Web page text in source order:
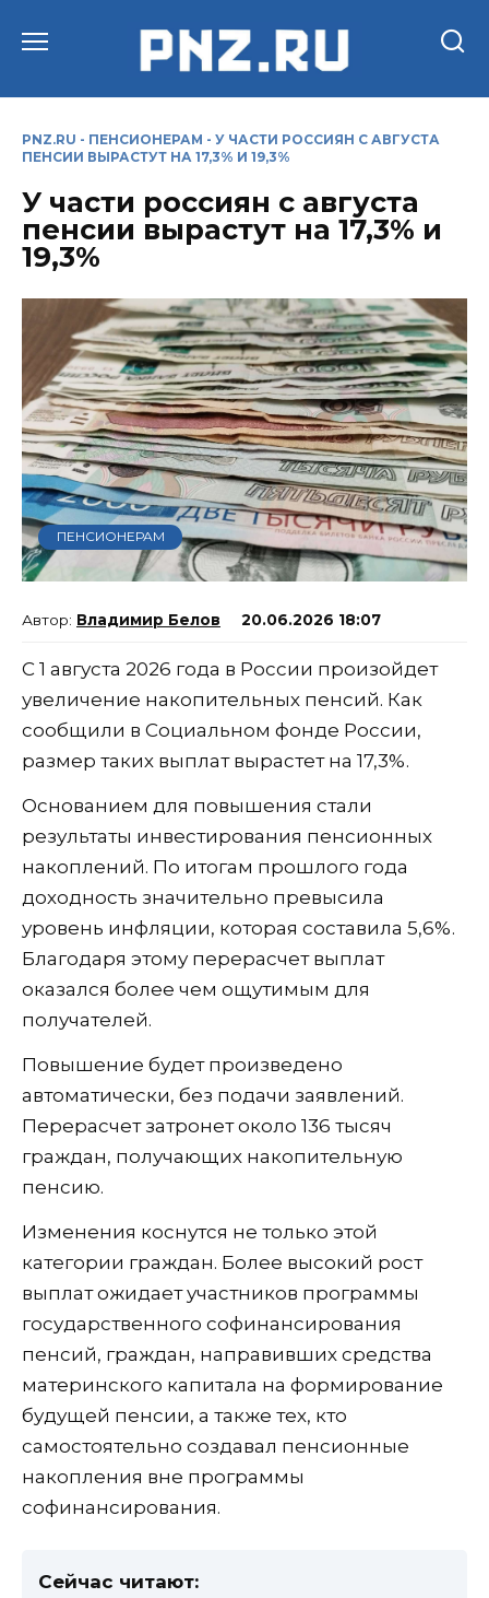
PNZ.RU - ПЕНСИОНЕРАМ - У ЧАСТИ РОССИЯН С АВГУСТА
ПЕНСИИ ВЫРАСТУТ НА 17,3% И 19,3%
У части россиян с августа
пенсии вырастут на 17,3% и
19,3%
ПЕНСИОНЕРАМ
Владимир Белов 20.06.2026 18:07
С 1 августа 2026 года в России произойдет
увеличение накопительных пенсий. Как
сообщили в Социальном фонде России,
размер таких выплат вырастет на 17,3%.
Основанием для повышения стали
результаты инвестирования пенсионных
накоплений. По итогам прошлого года
доходность значительно превысила
уровень инфляции, которая составила 5,6%.
Благодаря этому перерасчет выплат
оказался более чем ощутимым для
получателей.
Повышение будет произведено
автоматически, без подачи заявлений.
Перерасчет затронет около 136 тысяч
граждан, получающих накопительную
пенсию.
Изменения коснутся не только этой
категории граждан. Более высокий рост
выплат ожидает участников программы
государственного софинансирования
пенсий, граждан, направивших средства
материнского капитала на формирование
будущей пенсии, а также тех, кто
самостоятельно создавал пенсионные
накопления вне программы
софинансирования.
Сейчас читают: